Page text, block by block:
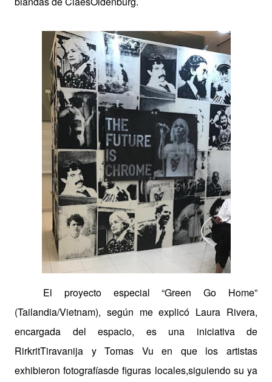
El proyecto especial “Green Go Home”
(Tailandia/Vietnam), según me explicó Laura Rivera,
encargada del espacio, es una iniciativa de
RirkritTiravanija y Tomas Vu en que los artistas
exhibieron fotografíasde figuras locales,siguiendo su ya